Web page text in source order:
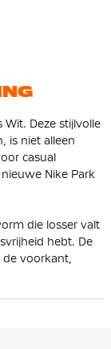
Wit. Deze stijlvolle
is niet alleen
casual
Nike Park
die losser valt
hebt. De
voorkant,